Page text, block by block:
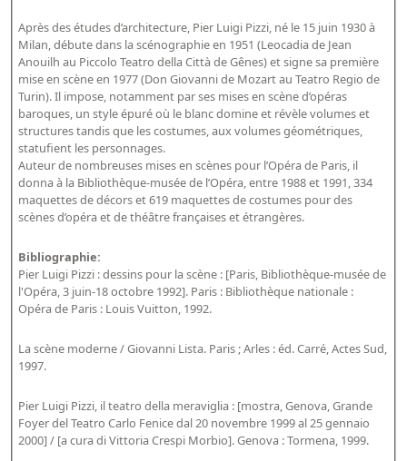
France
Dictionnaire de la BnF
Dictionnaire BnF : recherche avancée
Dictionnaire BnF : index
Dictionnaire des fonds spéciaux et des principales collections et
provenances
Recherche de fonds, collections et provenances
L'histoire de la BnF en objets
Explorer
Rapports d'activité de la Bibliothèque
Répertoire des catalogues d'expositions
Répertoire des catalogues
Après des études d’architecture, Pier Luigi Pizzi, né le 15 juin 1930 à
Milan, débute dans la scénographie en 1951 (Leocadia de Jean
Anouilh au Piccolo Teatro della Città de Gênes) et signe sa première
mise en scène en 1977 (Don Giovanni de Mozart au Teatro Regio de
Turin). Il impose, notamment par ses mises en scène d’opéras
baroques, un style épuré où le blanc domine et révèle volumes et
structures tandis que les costumes, aux volumes géométriques,
statufient les personnages.
Auteur de nombreuses mises en scènes pour l’Opéra de Paris, il
donna à la Bibliothèque-musée de l’Opéra, entre 1988 et 1991, 334
maquettes de décors et 619 maquettes de costumes pour des
scènes d’opéra et de théâtre françaises et étrangères.
Bibliographie:
Pier Luigi Pizzi : dessins pour la scène : [Paris, Bibliothèque-musée de
l'Opéra, 3 juin-18 octobre 1992]. Paris : Bibliothèque nationale :
Opéra de Paris : Louis Vuitton, 1992.
La scène moderne / Giovanni Lista. Paris ; Arles : éd. Carré, Actes Sud,
1997.
Pier Luigi Pizzi, il teatro della meraviglia : [mostra, Genova, Grande
Foyer del Teatro Carlo Fenice dal 20 novembre 1999 al 25 gennaio
2000] / [a cura di Vittoria Crespi Morbio]. Genova : Tormena, 1999.